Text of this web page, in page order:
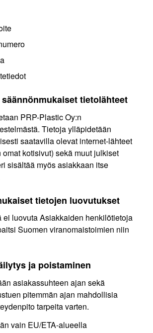
tietolähteet
PRP-Plastic Oy:n
Tietoja ylläpidetään
saatavilla olevat internet-lähteet
omat kotisivut) sekä muut julkiset
sisältää myös asiakkaan itse
tietojen luovutukset
ei luovuta Asiakkaiden henkilötietoja
Suomen viranomaistoimien niin
ja poistaminen
asiakassuhteen ajan sekä
pitemmän ajan mahdollisia
tarpeita varten.
vain EU/ETA-alueella